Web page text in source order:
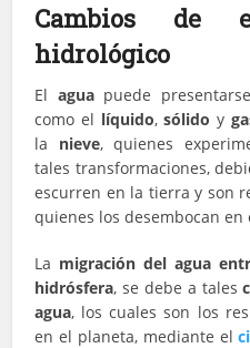
Cambios de
hidrológico
El aguapuede
como el líquido,sólido y
la nieve, quienes
tales transformaciones,
escurren en la tierra y son
quienes los desembocan en
La migración del agua
hidrósfera, se debe a tales
agua, los cuales son los
en el planeta, mediante el